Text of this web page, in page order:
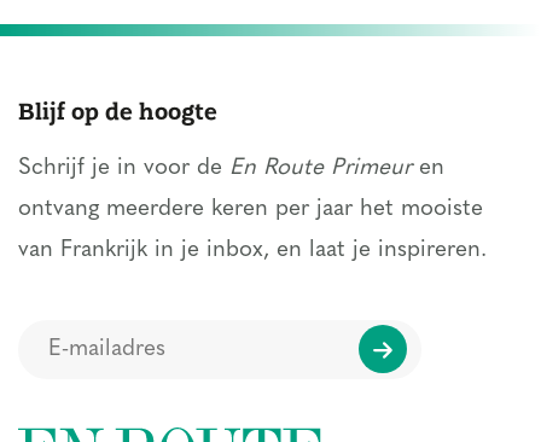
Blijf op de hoogte
Schrijf je in voor de En Route Primeuren
ontvang meerdere keren per jaar het mooiste
van Frankrijk in je inbox, en laat je inspireren.